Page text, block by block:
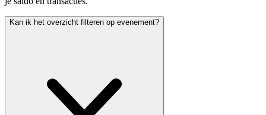
Kan ik het overzicht filteren op evenement?